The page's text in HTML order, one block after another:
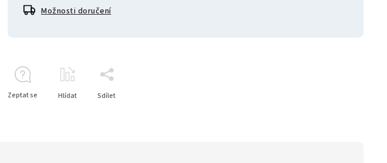
Možnosti doručení
Zeptat se Hlídat Sdílet